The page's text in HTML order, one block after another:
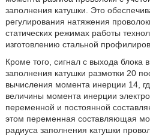
заполнения катушки. Это
регулирования натяжения
статических режимах работы
изготовлению стальной
Кроме того, сигнал с выхода блока
заполнения катушки размотки 20
вычисления момента инерции 14,
величины момента инерции
переменной и постоянной
этом переменная составляющая
радиуса заполнения катушки